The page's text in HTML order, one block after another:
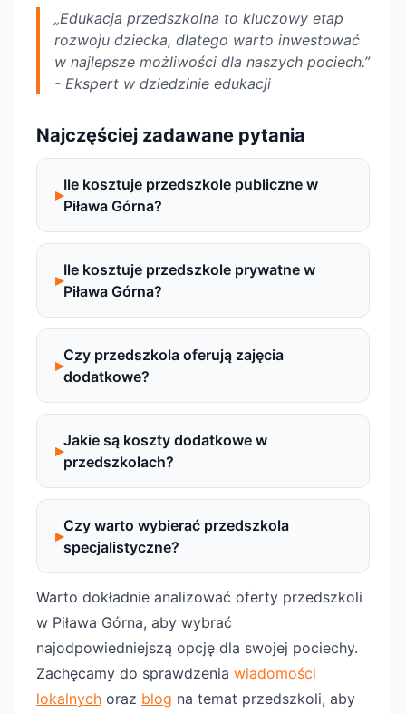
„Edukacja przedszkolna to kluczowy etap
rozwoju dziecka, dlatego warto inwestować
w najlepsze możliwości dla naszych pociech.”
- Ekspert w dziedzinie edukacji
Najczęściej zadawane pytania
Ile kosztuje przedszkole publiczne w
Piława Górna?
Ile kosztuje przedszkole prywatne w
Piława Górna?
Czy przedszkola oferują zajęcia
dodatkowe?
Jakie są koszty dodatkowe w
przedszkolach?
Czy warto wybierać przedszkola
specjalistyczne?
Warto dokładnie analizować oferty przedszkoli
w Piława Górna, aby wybrać
najodpowiedniejszą opcję dla swojej pociechy.
Zachęcamy do sprawdzenia wiadomości
lokalnych oraz blog na temat przedszkoli, aby